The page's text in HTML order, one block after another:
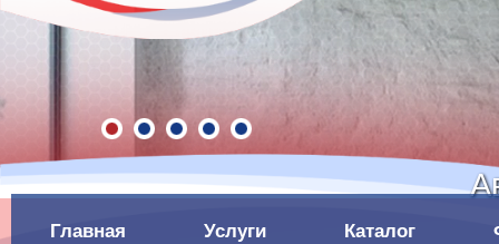
Главная Услуги Каталог